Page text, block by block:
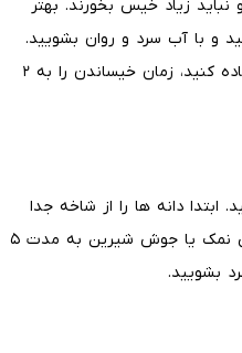
زیاد خیس بخورند. بهتر
و با آب سرد و روان بشویید.
اگر می خواهید از محلول سرکه استفاده کنید، زمان خیساندن را به ۲
ابتدا دانه ها را از شاخه جدا
کنید، سپس در یک کاسه آب با کمی نمک یا جوش شیرین به مدت ۵
بشویید.